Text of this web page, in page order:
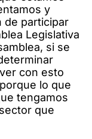
y
de participar
Legislativa
si se
con esto
lo que
tengamos
que